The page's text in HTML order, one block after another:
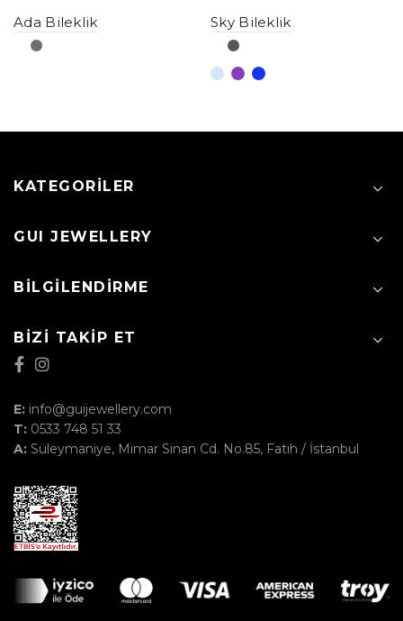
Ada Bileklik Sky Bileklik
KATEGORILER
GUI JEWELLERY
BILGILENDIRME
BIZI TAKIP ET
E: info@guijewellery.com
T: 0533 748 51 33
A: Süleymaniye, Mimar Sinan Cd. No.85, Fatih / İstanbul